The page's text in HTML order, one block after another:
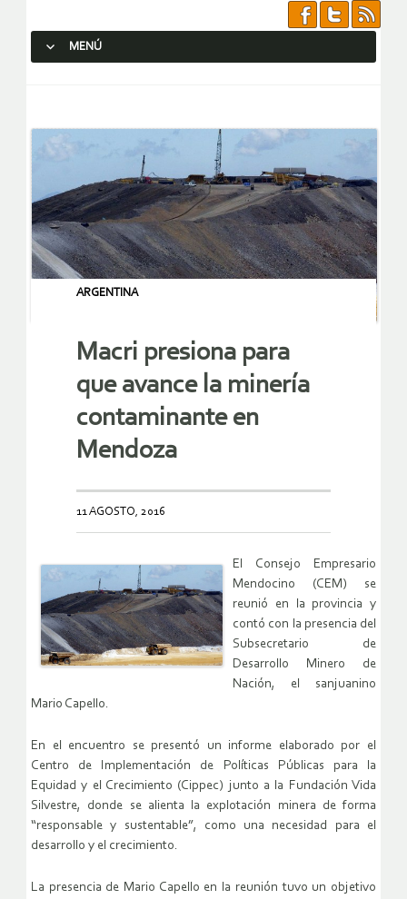
MENÚ
ARGENTINA
Macri presiona para
que avance la minería
contaminante en
Mendoza
11 AGOSTO, 2016
El Consejo Empresario
Mendocino (CEM) se
reunió en la provincia y
contó con la presencia del
Subsecretario de
Desarrollo Minero de
Nación, el sanjuanino
Mario Capello.
En el encuentro se presentó un informe elaborado por el
Centro de Implementación de Políticas Públicas para la
Equidad y el Crecimiento (Cippec) junto a la Fundación Vida
Silvestre, donde se alienta la explotación minera de forma
“responsable y sustentable”, como una necesidad para el
desarrollo y el crecimiento.
La presencia de Mario Capello en la reunión tuvo un objetivo